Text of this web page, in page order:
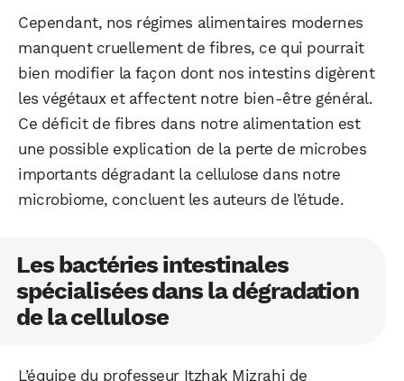
Cependant, nos régimes alimentaires modernes
manquent cruellement de fibres, ce qui pourrait
bien modifier la façon dont nos intestins digèrent
les végétaux et affectent notre bien-être général.
Ce déficit de fibres dans notre alimentation est
une possible explication de la perte de microbes
importants dégradant la cellulose dans notre
microbiome, concluent les auteurs de l’étude.
Les bactéries intestinales
spécialisées dans la dégradation
de la cellulose
L’équipe du professeur Itzhak Mizrahi de